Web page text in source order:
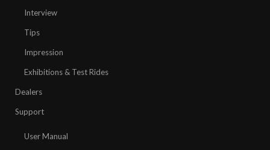
Interview
Tips
Impression
Exhibitions & Test Rides
Dealers
Support
User Manual